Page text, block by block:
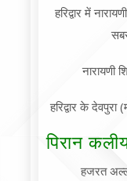
हरिद्वार में
नारायणी
हरिद्वार के
पिरान
हजरत